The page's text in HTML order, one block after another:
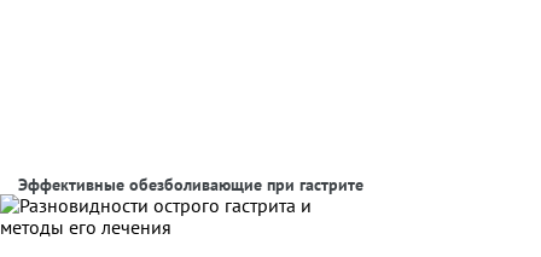
Эффективные обезболивающие при гастрите